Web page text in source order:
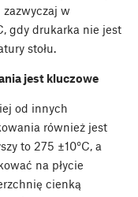
zazwyczaj w
gdy drukarka nie jest
stołu.
jest kluczowe
od innych
również jest
to 275 ±10°C, a
na płycie
cienką